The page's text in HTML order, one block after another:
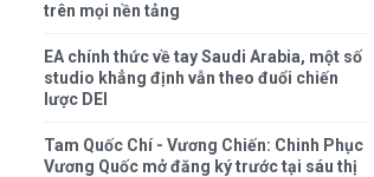
trên mọi nền tảng
EA chính thức về tay Saudi Arabia, một số
studio khẳng định vẫn theo đuổi chiến
lược DEI
Tam Quốc Chí - Vương Chiến: Chinh Phục
Vương Quốc mở đăng ký trước tại sáu thị